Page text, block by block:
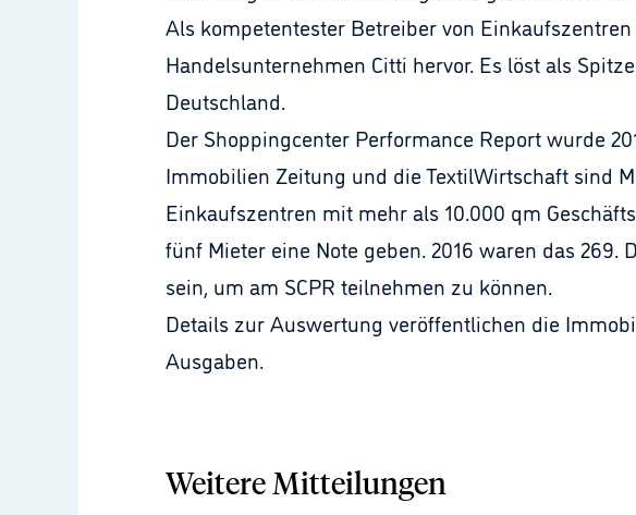
Als kompetentester Betreiber von
Handelsunternehmen Citti hervor. Es löst als
Deutschland.
Der Shoppingcenter Performance Report wurde
Immobilien Zeitung und die TextilWirtschaft sind
Einkaufszentren mit mehr als 10.000 qm
fünf Mieter eine Note geben. 2016 waren das
sein, um am SCPR teilnehmen zu können.
Details zur Auswertung veröffentlichen die
Ausgaben.
Weitere Mitteilungen